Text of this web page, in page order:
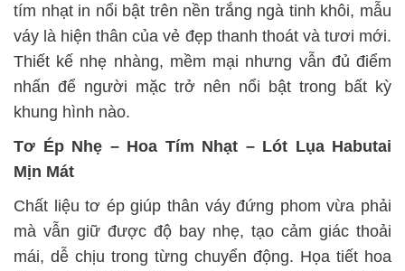
tím nhạt in nổi bật trên nền trắng ngà tinh khôi, mẫu
váy là hiện thân của vẻ đẹp thanh thoát và tươi mới.
Thiết kế nhẹ nhàng, mềm mại nhưng vẫn đủ điểm
nhấn để người mặc trở nên nổi bật trong bất kỳ
khung hình nào.
Tơ Ép Nhẹ – Hoa Tím Nhạt – Lót Lụa Habutai
Mịn Mát
Chất liệu tơ ép giúp thân váy đứng phom vừa phải
mà vẫn giữ được độ bay nhẹ, tạo cảm giác thoải
mái, dễ chịu trong từng chuyển động. Họa tiết hoa